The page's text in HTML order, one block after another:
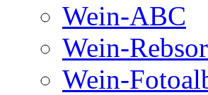
Wein-ABC
Wein-
Wein-